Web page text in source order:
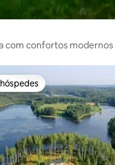
com confortos modernos